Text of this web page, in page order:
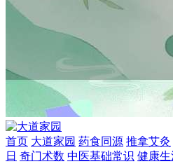
首页 大道家园 药食同源 推拿艾灸
日 奇门术数 中医基础常识 健康生